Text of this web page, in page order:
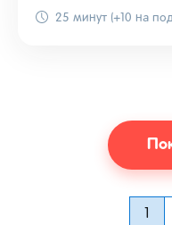
25 минут (+10 на
1